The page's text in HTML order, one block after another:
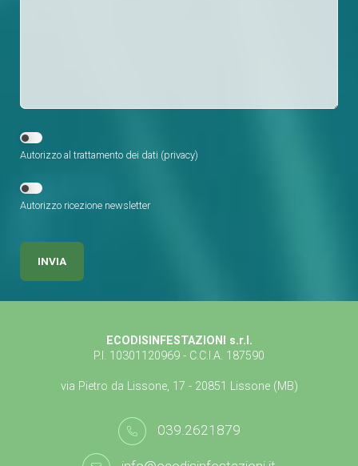
Autorizzo al trattamento dei dati (privacy)
Autorizzo ricezione newsletter
ECODISINFESTAZIONI s.r.l.
P.I. 10301120969 - C.C.I.A. 187590
via Pietro da Lissone, 17 - 20851 Lissone (MB)
039.2621879